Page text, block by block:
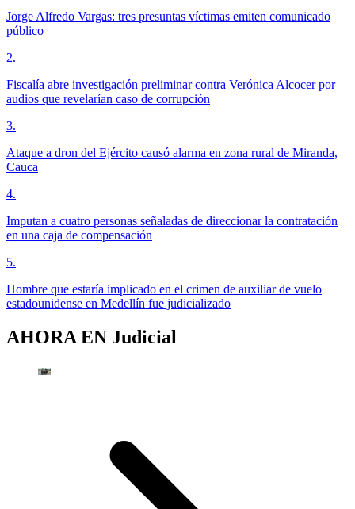
Jorge Alfredo Vargas: tres presuntas víctimas emiten comunicado
público
2.
Fiscalía abre investigación preliminar contra Verónica Alcocer por
audios que revelarían caso de corrupción
3.
Ataque a dron del Ejército causó alarma en zona rural de Miranda,
Cauca
4.
Imputan a cuatro personas señaladas de direccionar la contratación
en una caja de compensación
5.
Hombre que estaría implicado en el crimen de auxiliar de vuelo
estadounidense en Medellín fue judicializado
AHORA EN Judicial